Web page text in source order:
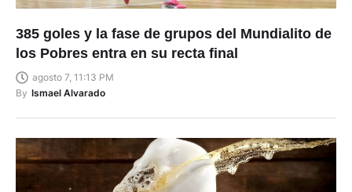
385 goles y la fase de grupos del Mundialito de
los Pobres entra en su recta final
agosto 7, 11:13 PM
By Ismael Alvarado